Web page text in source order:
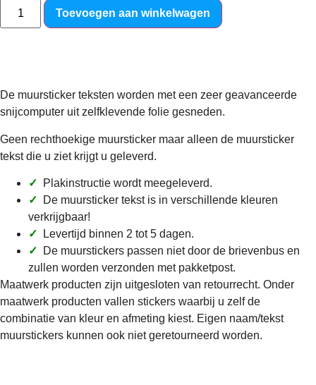
Toevoegen aan winkelwagen
De muursticker teksten worden met een zeer geavanceerde
snijcomputer uit zelfklevende folie gesneden.
Geen rechthoekige muursticker maar alleen de muursticker
tekst die u ziet krijgt u geleverd.
✓ Plakinstructie wordt meegeleverd.
✓ De muursticker tekst is in verschillende kleuren
verkrijgbaar!
✓ Levertijd binnen 2 tot 5 dagen.
✓ De muurstickers passen niet door de brievenbus en
zullen worden verzonden met pakketpost.
Maatwerk producten zijn uitgesloten van retourrecht. Onder
maatwerk producten vallen stickers waarbij u zelf de
combinatie van kleur en afmeting kiest. Eigen naam/tekst
muurstickers kunnen ook niet geretourneerd worden.